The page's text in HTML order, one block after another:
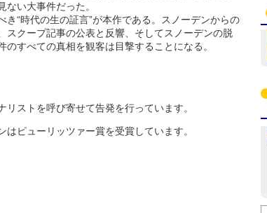
ない大事件だった。
“時代の生の証言”が本作である。スノーデンからの
スクープ記事の公表と反響、そしてスノーデンの脱
すべての真相を観客は目撃することになる。
ストを呼び寄せて告発を行っています。
ピューリッツァー賞を受賞しています。